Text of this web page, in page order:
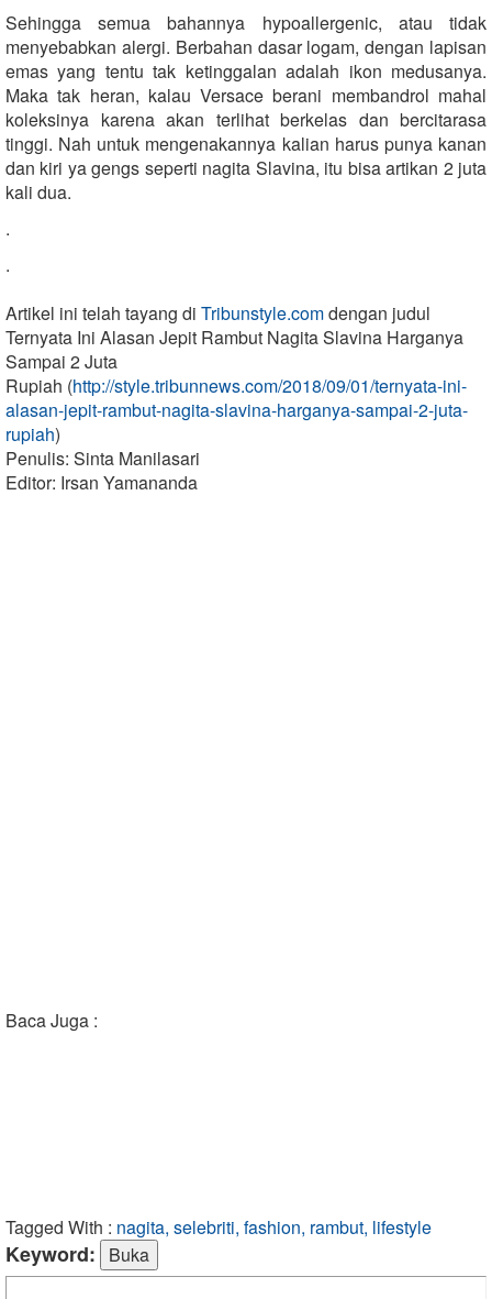
Sehingga semua bahannya hypoallergenic, atau tidak
menyebabkan alergi. Berbahan dasar logam, dengan lapisan
emas yang tentu tak ketinggalan adalah ikon medusanya.
Maka tak heran, kalau Versace berani membandrol mahal
koleksinya karena akan terlihat berkelas dan bercitarasa
tinggi. Nah untuk mengenakannya kalian harus punya kanan
dan kiri ya gengs seperti nagita Slavina, itu bisa artikan 2 juta
kali dua.
.
.
Artikel ini telah tayang di Tribunstyle.comdengan judul
Ternyata Ini Alasan Jepit Rambut Nagita Slavina Harganya
Sampai 2 Juta
Rupiah (http://style.tribunnews.com/2018/09/01/ternyata-ini-
alasan-jepit-rambut-nagita-slavina-harganya-sampai-2-juta-
rupiah)
Penulis: Sinta Manilasari
Editor: Irsan Yamananda
Baca Juga :
Tagged With : nagita, selebriti, fashion, rambut, lifestyle
Keyword: